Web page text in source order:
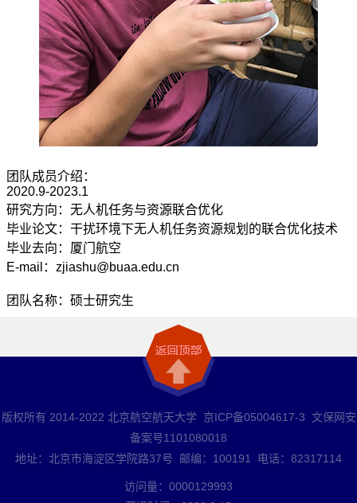
团队成员介绍：
2020.9-2023.1
研究方向： 无人机任务与资源联合优化
毕业论文：干扰环境下无人机任务资源规划的联合优化技术
毕业去向：厦门航空
E-mail：zjiashu@buaa.edu.cn
团队名称：硕士研究生
版权所有 2014-2022 北京航空航天大学 京ICP备05004617-3 文保网安
备案号1101080018
地址：北京市海淀区学院路37号 邮编：100191 电话：82317114
访问量： 0000129993